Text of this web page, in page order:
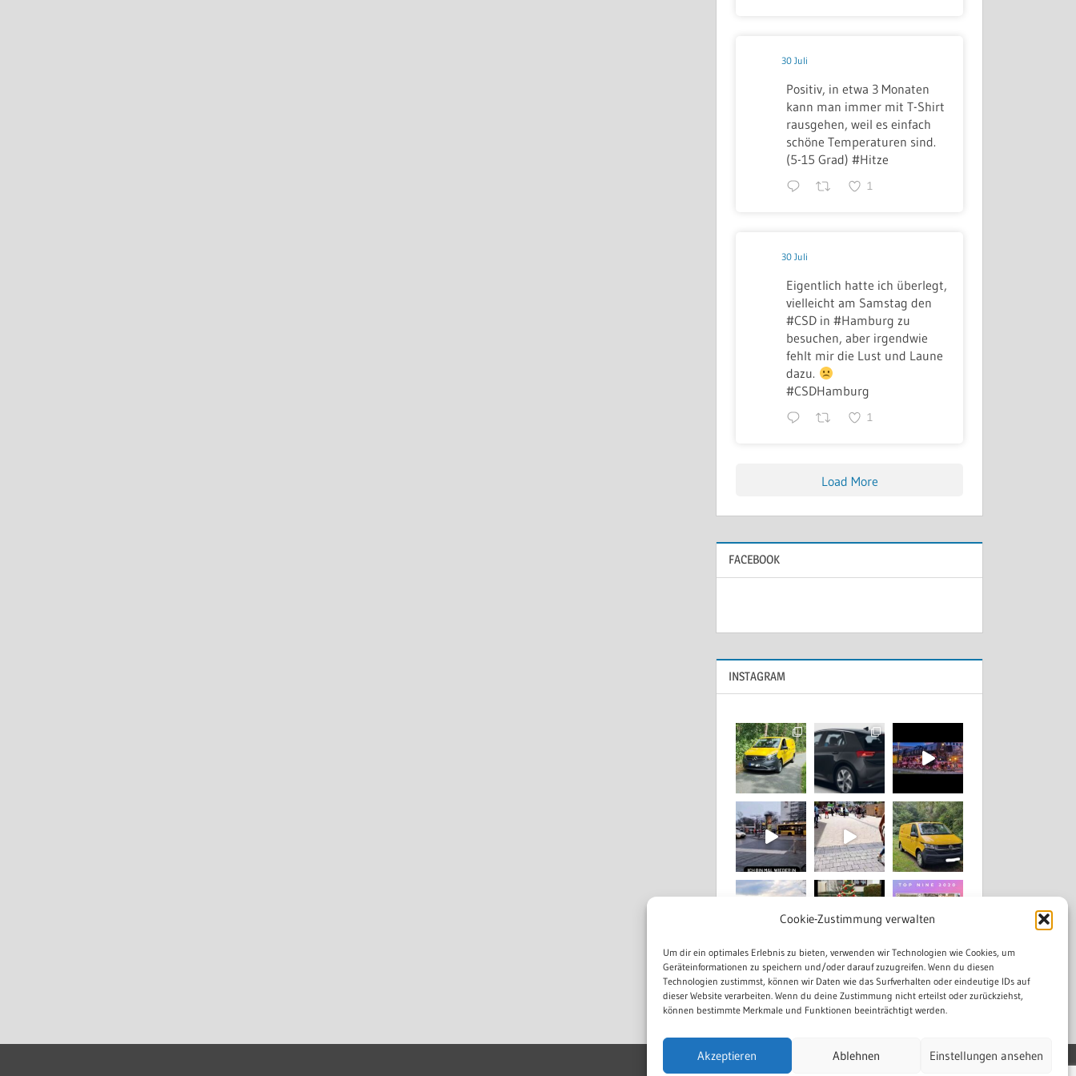
Cookie-Zustimmung verwalten
Um dir ein optimales Erlebnis zu bieten, verwenden wir Technologien wie Cookies, um
Geräteinformationen zu speichern und/oder darauf zuzugreifen. Wenn du diesen
Technologien zustimmst, können wir Daten wie das Surfverhalten oder eindeutige IDs auf
dieser Website verarbeiten. Wenn du deine Zustimmung nicht erteilst oder zurückziehst,
können bestimmte Merkmale und Funktionen beeinträchtigt werden.
Akzeptieren Ablehnen Einstellungen ansehen
30 Juli
Positiv, in etwa 3 Monaten
kann man immer mit T-Shirt
rausgehen, weil es einfach
schöne Temperaturen sind.
(5-15 Grad) #Hitze
1
30 Juli
Eigentlich hatte ich überlegt,
vielleicht am Samstag den
#CSD in #Hamburg zu
besuchen, aber irgendwie
fehlt mir die Lust und Laune
dazu.
#CSDHamburg
1
Load More
FACEBOOK
INSTAGRAM
Mehr laden... Auf Instagram folgen